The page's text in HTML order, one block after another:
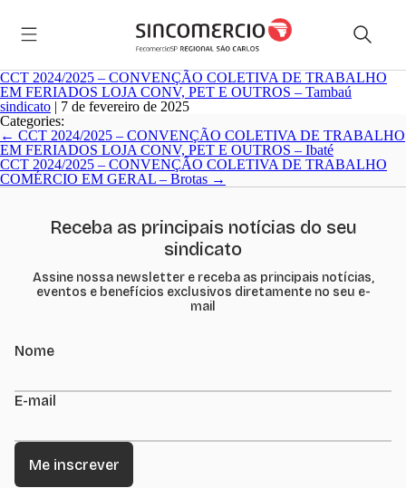
CCT 2024/2025 – CONVENÇÃO COLETIVA DE TRABALHO
EM FERIADOS LOJA CONV, PET E OUTROS – Tambaú
sindicato | 7 de fevereiro de 2025
Categories:
Navegação
de
Post
← CCT 2024/2025 – CONVENÇÃO COLETIVA DE TRABALHO
EM FERIADOS LOJA CONV, PET E OUTROS – Ibaté
CCT 2024/2025 – CONVENÇÃO COLETIVA DE TRABALHO
COMÉRCIO EM GERAL – Brotas →
Receba as principais notícias do seu
sindicato
Assine nossa newsletter e receba as principais notícias,
eventos e benefícios exclusivos diretamente no seu e-
mail
Nome
E-mail